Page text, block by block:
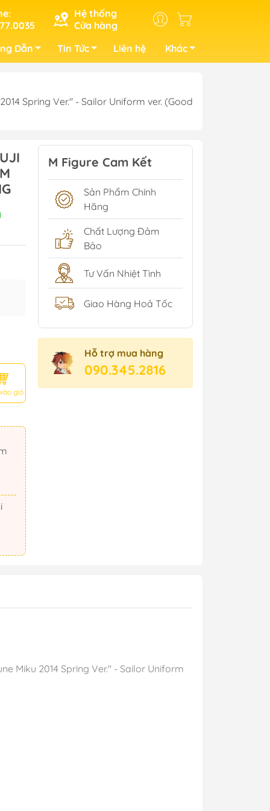
Hệ thống
Cửa hàng
Dẫn Tin Tức Liên hệ Khác
Spring Ver." - Sailor Uniform ver. (Good
giỏ
M Figure Cam Kết
Sản Phẩm Chính
Hãng
Chất Lượng Đảm
Bảo
Tư Vấn Nhiệt Tình
Giao Hàng Hoả Tốc
Hỗ trợ mua hàng
090.345.2816
Miku 2014 Spring Ver." - Sailor Uniform
#mo_hinh_figure #figure_chinh_hang